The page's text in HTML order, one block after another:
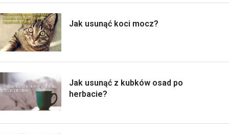
Jak usunąć koci mocz?
Jak usunąć z kubków osad po
herbacie?